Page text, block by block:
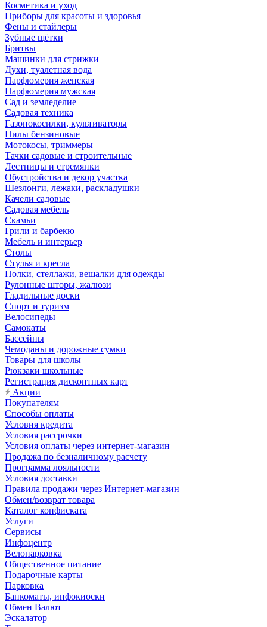
Косметика и уход
Приборы для красоты и здоровья
Фены и стайлеры
Зубные щётки
Бритвы
Машинки для стрижки
Духи, туалетная вода
Парфюмерия женская
Парфюмерия мужская
Сад и земледелие
Садовая техника
Газонокосилки, культиваторы
Пилы бензиновые
Мотокосы, триммеры
Тачки садовые и строительные
Лестницы и стремянки
Обустройства и декор участка
Шезлонги, лежаки, раскладушки
Качели садовые
Садовая мебель
Скамьи
Грили и барбекю
Мебель и интерьер
Столы
Стулья и кресла
Полки, стеллажи, вешалки для одежды
Рулонные шторы, жалюзи
Гладильные доски
Спорт и туризм
Велосипеды
Самокаты
Бассейны
Чемоданы и дорожные сумки
Товары для школы
Рюкзаки школьные
Регистрация дисконтных карт
Акции
Покупателям
Способы оплаты
Условия кредита
Условия рассрочки
Условия оплаты через интернет-магазин
Продажа по безналичному расчету
Программа лояльности
Условия доставки
Правила продажи через Интернет-магазин
Обмен/возврат товара
Каталог конфиската
Услуги
Сервисы
Инфоцентр
Велопарковка
Общественное питание
Подарочные карты
Парковка
Банкоматы, инфокиоски
Обмен Валют
Эскалатор